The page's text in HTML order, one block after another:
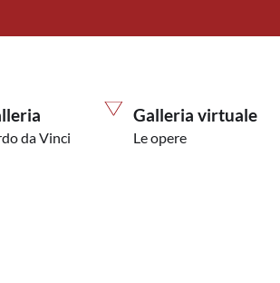
da Vinci
Galleria virtuale
Le opere